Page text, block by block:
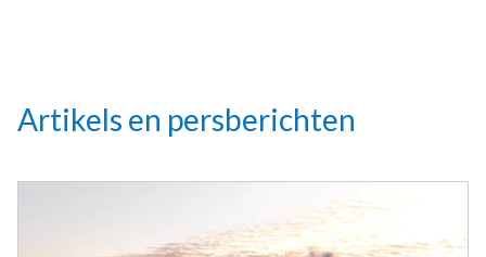
Artikels en persberichten